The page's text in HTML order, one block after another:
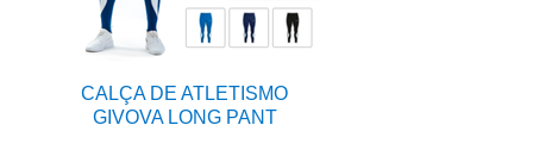
CALÇA DE ATLETISMO
GIVOVA LONG PANT